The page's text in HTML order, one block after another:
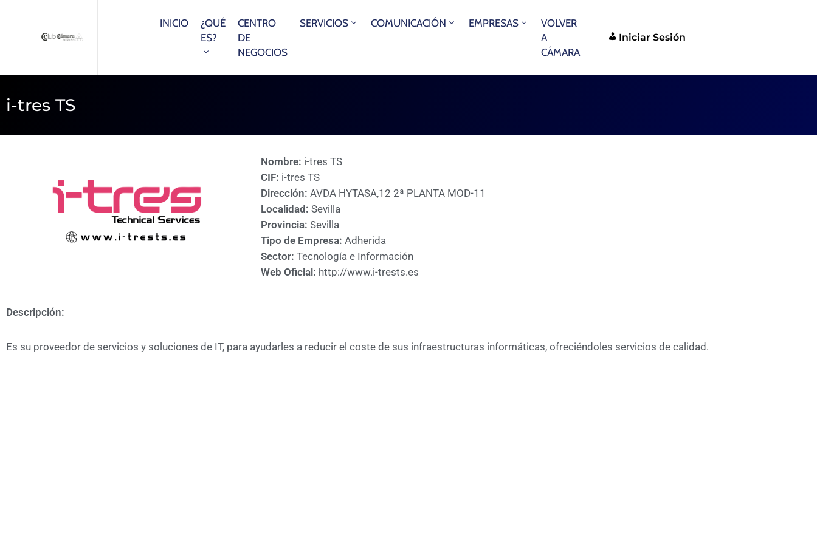
INICIO
¿QUÉ
ES?
CENTRO
DE
NEGOCIOS
SERVICIOS COMUNICACIÓN EMPRESAS
VOLVER
A
CÁMARA
Iniciar Sesión
i-tres TS
Nombre: i-tres TS
CIF: i-tres TS
Dirección: AVDA HYTASA,12 2ª PLANTA MOD-11
Localidad: Sevilla
Provincia: Sevilla
Tipo de Empresa: Adherida
Sector: Tecnología e Información
Web Oficial: http://www.i-trests.es
Descripción:
Es su proveedor de servicios y soluciones de IT, para ayudarles a reducir el coste de sus infraestructuras informáticas, ofreciéndoles servicios de calidad.